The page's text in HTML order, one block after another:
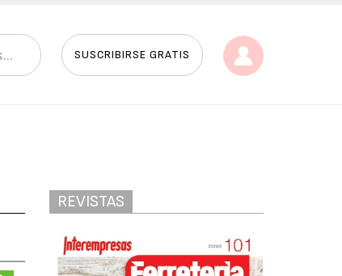
SUSCRIBIRSE GRATIS
REVISTAS